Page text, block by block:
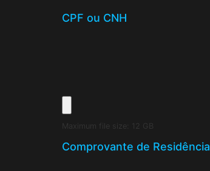
CPF ou CNH
Maximum file size: 12 GB
Comprovante de Residência